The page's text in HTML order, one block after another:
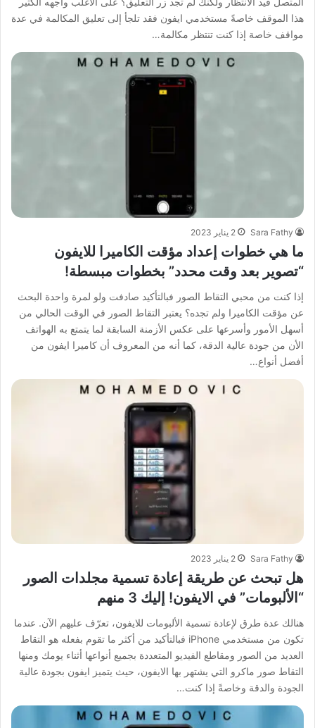
هذا الموقف خاصةً مستخدمي ايفون فقد تلجأ إلى تعليق المكالمة في عدة
مواقف خاصة إذا كنت تنتظر مكالمة…
Sara Fathy 2 يناير 2023
ما هي خطوات إعداد مؤقت الكاميرا للايفون
“تصوير بعد وقت محدد” بخطوات مبسطة!
إذا كنت من محبي التقاط الصور فبالتأكيد صادفت ولو لمرة واحدة البحث
عن مؤقت الكاميرا ولم تجده؟ يعتبر التقاط الصور في الوقت الحالي من
أسهل الأمور وأسرعها على عكس الأزمنة السابقة لما يتمتع به الهواتف
الأن من جودة عالية الدقة، كما أنه من المعروف أن كاميرا ايفون من
أفضل أنواع…
Sara Fathy 2 يناير 2023
هل تبحث عن طريقة إعادة تسمية مجلدات الصور
“الألبومات” في الايفون! إليك 3 منهم
هنالك عدة طرق لإعادة تسمية الألبومات للايفون، تعرّف عليهم الآن. عندما
تكون من مستخدمي iPhone فبالتأكيد من أكثر ما تقوم بفعله هو التقاط
العديد من الصور ومقاطع الفيديو المتعددة بجميع أنواعها أثناء يومك ومنها
التقاط صور ماكرو التي يشتهر بها الايفون، حيث يتميز ايفون بجودة عالية
الجودة والدقة وخاصةً إذا كنت…